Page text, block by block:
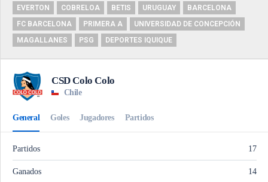
EVERTON
COBRELOA BETIS URUGUAY
BARCELONA
FC BARCELONA
PRIMERA A
UNIVERSIDAD DE CONCEPCIÓN
MAGALLANES
PSG DEPORTES IQUIQUE